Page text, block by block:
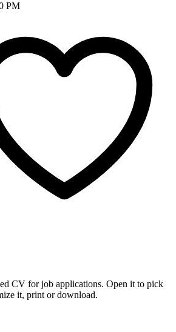
PM
CV for job applications. Open it to pick
it, print or download.